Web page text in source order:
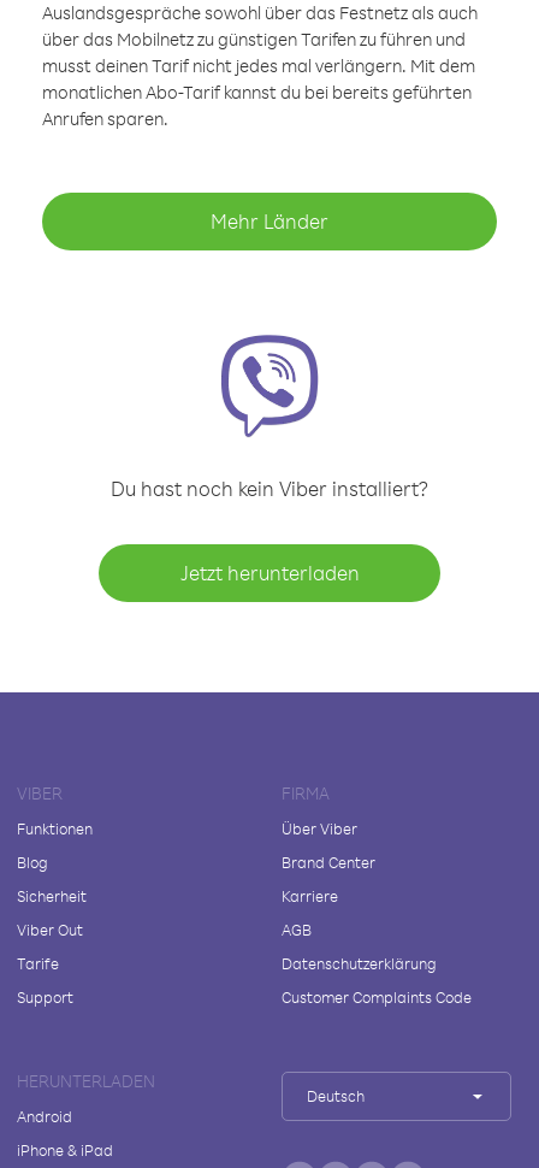
Auslandsgespräche sowohl über das Festnetz als auch
über das Mobilnetz zu günstigen Tarifen zu führen und
musst deinen Tarif nicht jedes mal verlängern. Mit dem
monatlichen Abo-Tarif kannst du bei bereits geführten
Anrufen sparen.
Mehr Länder
Du hast noch kein Viber installiert?
Jetzt herunterladen
VIBER
Funktionen
Blog
Sicherheit
Viber Out
Tarife
Support
FIRMA
Über Viber
Brand Center
Karriere
AGB
Datenschutzerklärung
Customer Complaints Code
HERUNTERLADEN
Android
iPhone & iPad
Deutsch